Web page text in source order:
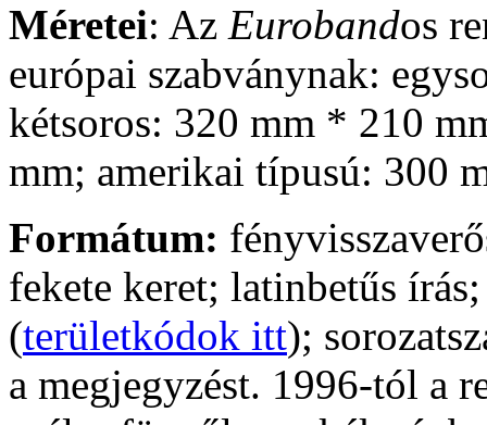
Méretei: Az Eurobandos
európai szabványnak:
kétsoros: 320 mm * 210
mm; amerikai típusú: 300
Formátum:
fekete keret; latinbetűs
(területkódok itt);
a megjegyzést. 1996-tól a